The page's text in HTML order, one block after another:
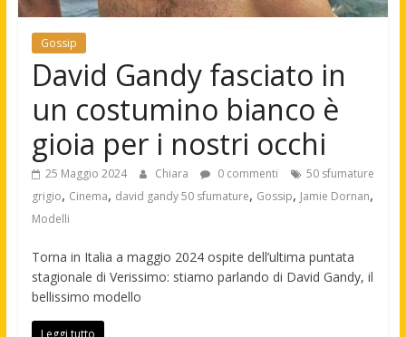
Gossip
David Gandy fasciato in
un costumino bianco è
gioia per i nostri occhi
25 Maggio 2024 Chiara 0 commenti
50 sfumature
grigio, Cinema, david gandy 50 sfumature, Gossip, Jamie Dornan,
Modelli
Torna in Italia a maggio 2024 ospite dell’ultima puntata
stagionale di Verissimo: stiamo parlando di David Gandy, il
bellissimo modello